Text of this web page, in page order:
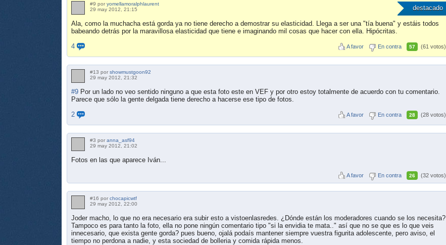
destacado
#9 por yomellamoralphlaurent
29 may 2012, 21:15
Ala, como la muchacha está gorda ya no tiene derecho a demostrar su elasticidad. Llega a ser una "tía buena" y estáis todos
babeando detrás por la maravillosa elasticidad que tiene e imaginando mil cosas que hacer con ella. Hipócritas.
4
A favor En contra 57 (61 votos)
#13 por showmustgoon92
29 may 2012, 21:32
#9 Por un lado no veo sentido ninguno a que esta foto este en VEF y por otro estoy totalmente de acuerdo con tu comentario.
Parece que sólo la gente delgada tiene derecho a hacerse ese tipo de fotos.
2
A favor En contra 28 (28 votos)
#3 por anna_asf94
29 may 2012, 21:02
Fotos en las que aparece Iván...
A favor En contra 26 (32 votos)
#16 por chocapicwtf
29 may 2012, 22:00
Joder macho, lo que no era necesario era subir esto a vistoenlasredes. ¿Dónde están los moderadores cuando se los necesita?
Tampoco es para tanto la foto, ella no pone ningún comentario tipo "si la envidia te mata.." así que no se que es lo que veis
innecesario, que exista gente gorda? pues bueno, ojalá podaís mantener siempre vuestra figurita adolescente, pero aviso, el
tiempo no perdona a nadie, y esta sociedad de bolleria y comida rápida menos.